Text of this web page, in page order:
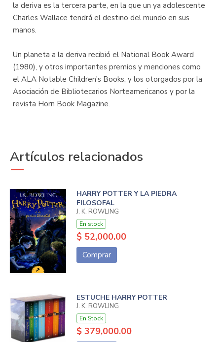
la deriva es la tercera parte, en la que un ya adolescente
Charles Wallace tendrá el destino del mundo en sus
manos.
Un planeta a la deriva recibió el National Book Award
(1980), y otros importantes premios y menciones como
el ALA Notable Children's Books, y los otorgados por la
Asociación de Bibliotecarios Norteamericanos y por la
revista Horn Book Magazine.
Artículos relacionados
HARRY POTTER Y LA PIEDRA
FILOSOFAL
J. K. ROWLING
En stock
$ 52,000.00
Comprar
ESTUCHE HARRY POTTER
J. K. ROWLING
En Stock
$ 379,000.00